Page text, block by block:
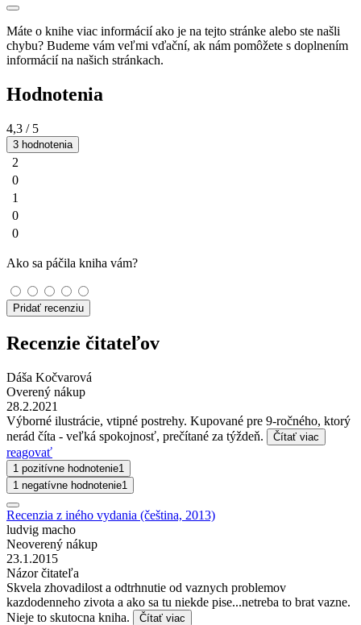
Máte o knihe viac informácií ako je na tejto stránke alebo ste našli
chybu? Budeme vám veľmi vďační, ak nám pomôžete s doplnením
informácií na našich stránkach.
Hodnotenia
4,3 / 5
3 hodnotenia
2
0
1
0
0
Ako sa páčila kniha vám?
Pridať recenziu
Recenzie čitateľov
Dáša Kočvarová
Overený nákup
28.2.2021
Výborné ilustrácie, vtipné postrehy. Kupované pre 9-ročného, ktorý
nerád číta - veľká spokojnosť, prečítané za týždeň.
Čítať viac
reagovať
1 pozitívne hodnotenie1
1 negatívne hodnotenie1
Recenzia z iného vydania (čeština, 2013)
ludvig macho
Neoverený nákup
23.1.2015
Názor čitateľa
Skvela zhovadilost a odtrhnutie od vaznych problemov
kazdodenneho zivota a ako sa tu niekde pise...netreba to brat vazne.
Nieje to skutocna kniha.
Čítať viac